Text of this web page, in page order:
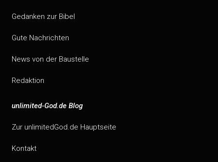
Gedanken zur Bibel
Gute Nachrichten
News von der Baustelle
Redaktion
unlimited-God.de Blog
Zur unlimitedGod.de Hauptseite
Kontakt